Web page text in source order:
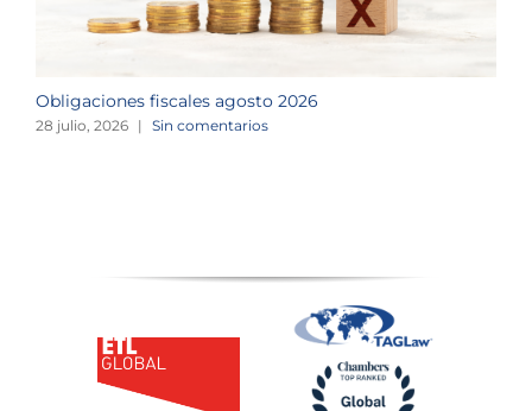
Obligaciones fiscales agosto 2026
28 julio, 2026 | Sin comentarios